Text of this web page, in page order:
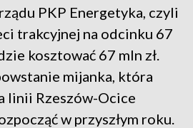
PKP Energetyka, czyli
trakcyjnej na odcinku 67
kosztować 67 mln zł.
mijanka, która
linii Rzeszów-Ocice
w przyszłym roku.